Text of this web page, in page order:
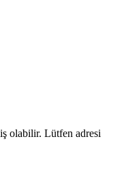
olabilir. Lütfen adresi